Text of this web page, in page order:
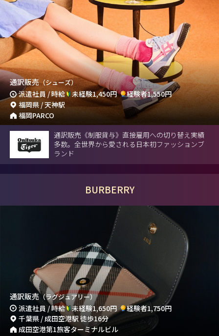
通訳販売（シューズ）
派遣社員 / 時給 未経験1,450円
経験者1,550円
福岡県 / 天神駅
福岡PARCO
通訳販売《制服貸与》直接雇用への切り替え実績
多数。全世界から愛される日本初ファッションブ
ランド
BURBERRY
通訳販売（ラグジュアリー）
派遣社員 / 時給 未経験1,650円
経験者1,750円
千葉県 / 成田空港駅 徒歩16分
成田空港第1旅客ターミナルビル